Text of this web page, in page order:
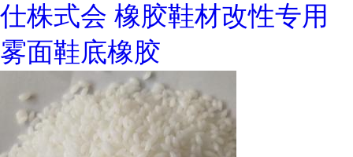
仕株式会 橡胶鞋材改性专用
雾面鞋底橡胶